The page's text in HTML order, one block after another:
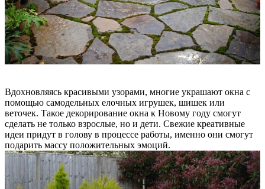
Вдохновляясь красивыми узорами, многие украшают окна с
помощью самодельных елочных игрушек, шишек или
веточек. Такое декорирование окна к Новому году смогут
сделать не только взрослые, но и дети. Свежие креативные
идеи придут в голову в процессе работы, именно они смогут
подарить массу положительных эмоций.